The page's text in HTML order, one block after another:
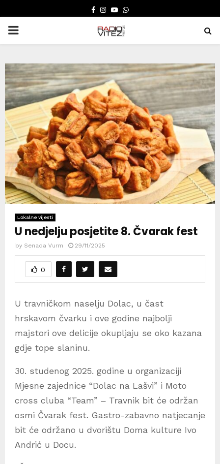
FACEBOOK
INSTAGRAM
YOUTUBE
WHATSAPP
PRIMARY
Lokalne vijesti
U nedjelju posjetite 8. Čvarak fest
by Senada Vurm 29/11/2025
0
U travničkom naselju Dolac, u čast
hrskavom čvarku i ove godine najbolji
majstori ove delicije okupljaju se oko kazana
gdje tope slaninu.
30. studenog 2025. godine u organizaciji
Mjesne zajednice “Dolac na Lašvi” i Moto
cross cluba “Team” – Travnik bit će održan
osmi Čvarak fest. Gastro-zabavno natjecanje
bit će održano u dvorištu Doma kulture Ivo
Andrić u Docu.